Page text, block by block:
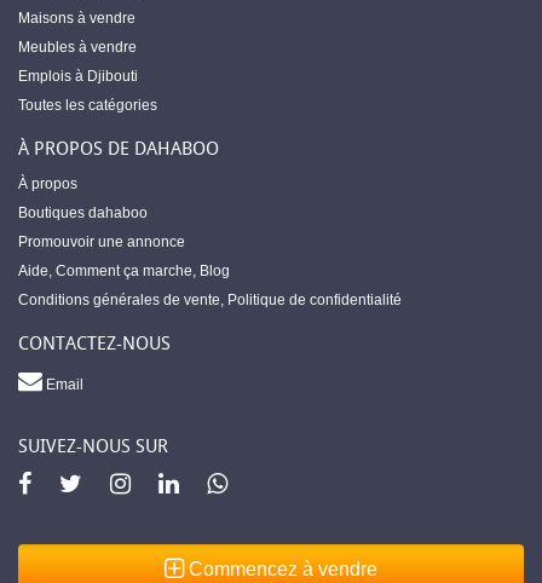
Maisons à vendre
Meubles à vendre
Emplois à Djibouti
Toutes les catégories
À PROPOS DE DAHABOO
À propos
Boutiques dahaboo
Promouvoir une annonce
Aide, Comment ça marche, Blog
Conditions générales de vente, Politique de confidentialité
CONTACTEZ-NOUS
Email
SUIVEZ-NOUS SUR
Commencez à vendre